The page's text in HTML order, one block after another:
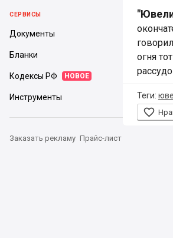
СЕРВИСЫ
Документы
Бланки
Кодексы РФ НОВОЕ
Инструменты
Заказать рекламу Прайс-лист
огня
Теги:
